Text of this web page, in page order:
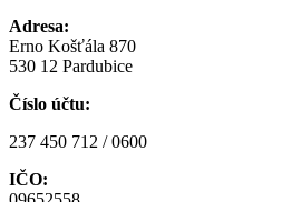
Adresa:
Erno Košťála 870
530 12 Pardubice
Číslo účtu:
237 450 712 / 0600
IČO: